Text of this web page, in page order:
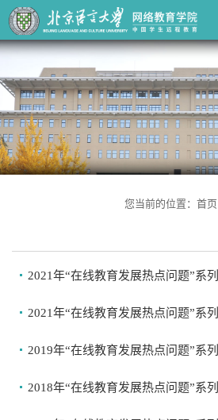
您当前的位置： 首页
2021年“在线教育发展热点问题”系列学术讲座（第二期）
2021年“在线教育发展热点问题”系列学术讲座（第一期）
2019年“在线教育发展热点问题”系列学术讲座（第一期）
2018年“在线教育发展热点问题”系列学术讲座（第二期）